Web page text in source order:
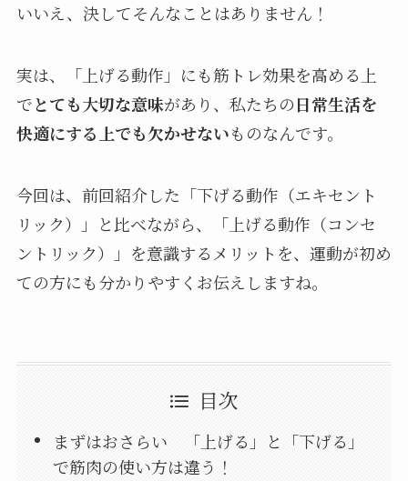
いいえ、決してそんなことはありません！
実は、「上げる動作」にも筋トレ効果を高める上
でとても大切な意味があり、私たちの日常生活を
快適にする上でも欠かせないものなんです。
今回は、前回紹介した「下げる動作（エキセント
リック）」と比べながら、「上げる動作（コンセ
ントリック）」を意識するメリットを、運動が初め
ての方にも分かりやすくお伝えしますね。
目次
まずはおさらい 「上げる」と「下げる」
で筋肉の使い方は違う！